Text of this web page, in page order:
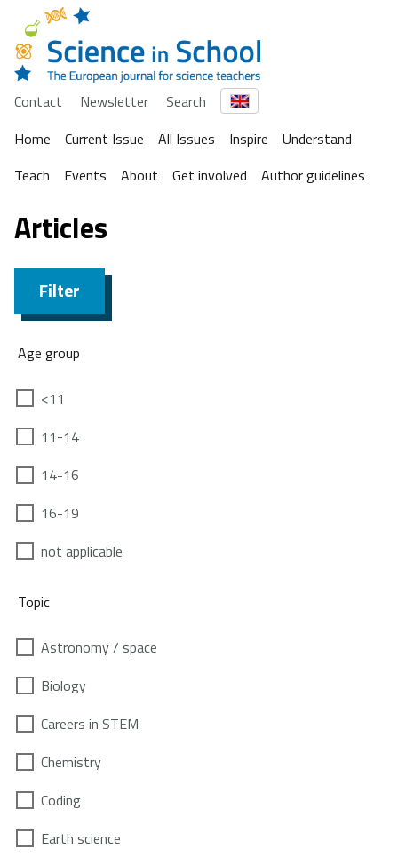
Contact Newsletter
Search
Home
Current Issue All Issues Inspire
Understand
Teach
Events About Get involved Author guidelines
Articles
Filter
Age group
<11
11-14
14-16
16-19
not applicable
Topic
Astronomy / space
Biology
Careers in STEM
Chemistry
Coding
Earth science